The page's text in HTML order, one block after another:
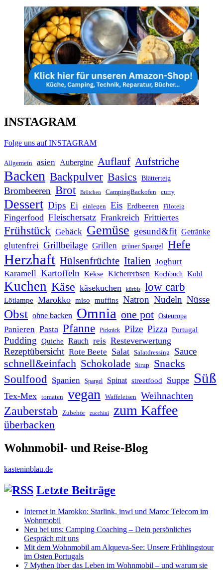
INSTAGRAM
Folge uns auf INSTAGRAM
Allgemein asien Aubergine Auflauf Aufstriche
Backen Backpulver Basics Blätterteig
Brombeeren Brot Brötchen CampingBackofen curry
Dessert Dips Ei einlegen Eis Erdbeeren Filoteig
Fingerfood Fleischersatz Frankreich Frittiertes
Frühstück Gebäck Gemüse gesund&fit Getränke
glutenfrei Grillbeilage Grillen grüner Spargel Hefe
Herzhaft Hülsenfrüchte Italien Joghurt
Karamell Kartoffeln Kekse Kichererbsen Kochbuch Kohl
Kuchen Käse käsekuchen kürbis low carb
Lötlampe Marokko miso muffins Natron Nudeln Nüsse
Obst ohne backen Omnia one pot Osteuropa
Panieren Pasta Pfanne Picknick Pilze Pizza Portugal
Pudding Quiche Rauch reis Resteverwertung
Rezeptübersicht Rote Beete Salat Salatdressing Sauce
schnell&einfach Schokolade Sirup Snacks
Soulfood Spanien Spargel Spinat streetfood Suppe Süß
Tex-Mex tomaten vegan Waffeleisen Weihnachten
Zauberstab Zubehör zucchini zum Kaffee
überbacken
Wohnmobil- und Reise-Blog
kasteninblau.de
Letzte Beiträge
Internet in Marokko: Starlink, inwi und Maroc Telecom im
Wohnmobil
Neu bei uns: Camping Coaching – Dein persönliches
Gespräch mit uns
Mit dem Wohnmobil am Alqueva-See: Unsere Frühlingstour
im Osten Portugals
7 Mythen über das Leben im Wohnmobil – und warum sie